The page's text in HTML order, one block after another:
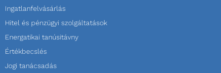
Ingatlanfelvásárlás
Hitel és pénzügyi szolgáltatások
Energatikai tanúsitávny
Értékbecslés
Jogi tanácsadás